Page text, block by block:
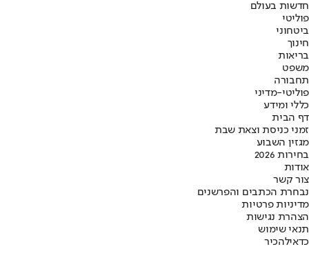
חדשות בעולם
פוליטי
ביטחוני
חינוך
בריאות
משפט
תחבורה
פוליטי-מדיני
כללי ומידע
דף הבית
זמני כניסת וצאת שבת
מגזין השבוע
בחירות 2026
אודות
צור קשר
נבחרת הכתבים והפרשנים
מדיניות פרטיות
הצהרת נגישות
תנאי שימוש
כדאילהכיר